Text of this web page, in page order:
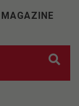
MAGAZINE